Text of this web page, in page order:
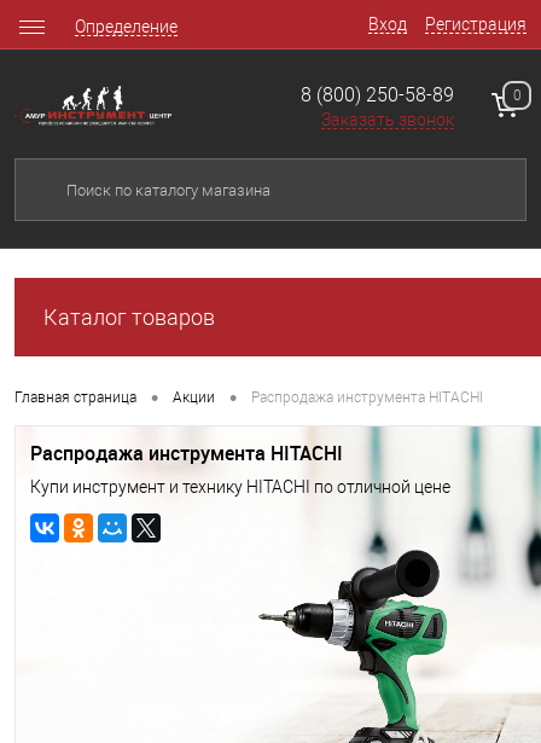
Вход Регистрация
Определение
8 (800) 250-58-89
Заказать звонок
0
Каталог товаров
Главная страница • Акции • Распродажа инструмента HITACHI
Распродажа инструмента HITACHI
Купи инструмент и технику HITACHI по отличной цене